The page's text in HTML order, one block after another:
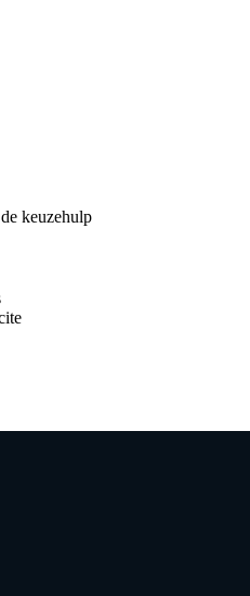
keuzehulp